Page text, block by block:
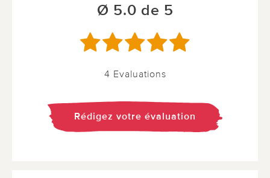
Ø 5.0 de 5
4 Evaluations
Rédigez votre évaluation